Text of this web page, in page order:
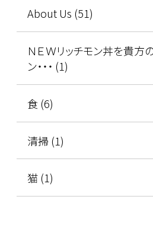
About Us (51)
ＮＥＷリッチモン丼を貴方
ン・・・ (1)
食 (6)
清掃 (1)
猫 (1)